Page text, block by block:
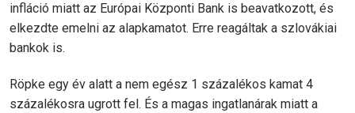
infláció miatt az Európai Központi Bank is beavatkozott, és
elkezdte emelni az alapkamatot. Erre reagáltak a szlovákiai
bankok is.
Röpke egy év alatt a nem egész 1 százalékos kamat 4
százalékosra ugrott fel. És a magas ingatlanárak miatt a